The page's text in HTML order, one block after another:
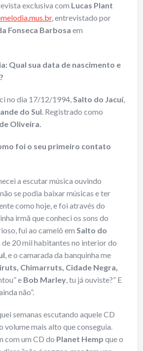
exclusiva com Lucas Plant
, entrevistado por
Fonseca Barbosa em
Qual sua data de nascimento e
no dia 17/12/1994,Salto do Jacuí,
do Sul. Registrado como
Oliveira.
foi o seu primeiro contato
a escutar música ouvindo
se podia baixar músicas e ter
como hoje, e foi através do
irmã que conheci os sons do
fui ao camelô em Salto do
de 20 mil habitantes no interior do
, e o camarada da banquinha me
Chimarruts, Cidade Negra,
e Bob Marley, tu já ouviste?” E
não”.
semanas escutando aquele CD
volume mais alto que conseguia.
com um CD do Planet Hemp que o